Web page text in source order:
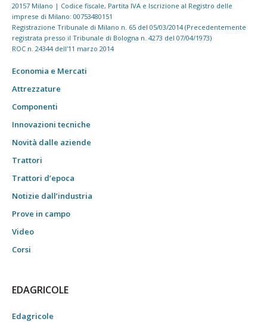
20157 Milano | Codice fiscale, Partita IVA e Iscrizione al Registro delle
imprese di Milano: 00753480151
Registrazione Tribunale di Milano n. 65 del 05/03/2014 (Precedentemente
registrata presso il Tribunale di Bologna n. 4273 del 07/04/1973)
ROC n. 24344 dell'11 marzo 2014
Economia e Mercati
Attrezzature
Componenti
Innovazioni tecniche
Novità dalle aziende
Trattori
Trattori d’epoca
Notizie dall’industria
Prove in campo
Video
Corsi
EDAGRICOLE
Edagricole